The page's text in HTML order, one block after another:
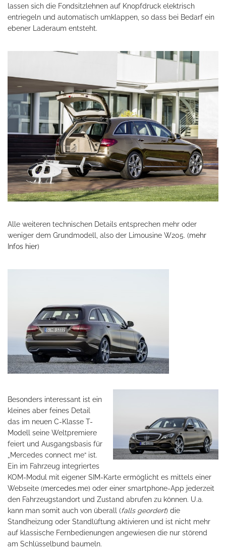
lassen sich die Fondsitzlehnen auf Knopfdruck elektrisch
entriegeln und automatisch umklappen, so dass bei Bedarf ein
ebener Laderaum entsteht.
Alle weiteren technischen Details entsprechen mehr oder
weniger dem Grundmodell, also der Limousine W205. (mehr
Infos hier)
Besonders interessant ist ein
kleines aber feines Detail
das im neuen C-Klasse T-
Modell seine Weltpremiere
feiert und Ausgangsbasis für
„Mercedes connect me“ ist.
Ein im Fahrzeug integriertes
KOM-Modul mit eigener SIM-Karte ermöglicht es mittels einer
Webseite (mercedes.me) oder einer smartphone-App jederzeit
den Fahrzeugstandort und Zustand abrufen zu können. U.a.
kann man somit auch von überall (falls geordert) die
Standheizung oder Standlüftung aktivieren und ist nicht mehr
auf klassische Fernbedienungen angewiesen die nur störend
am Schlüsselbund baumeln.